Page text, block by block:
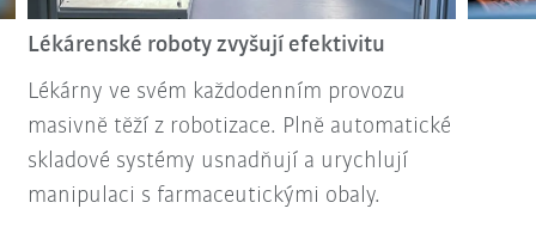
Lékárenské roboty zvyšují efektivitu
Lékárny ve svém každodenním provozu
masivně těží z robotizace. Plně automatické
skladové systémy usnadňují a urychlují
manipulaci s farmaceutickými obaly.